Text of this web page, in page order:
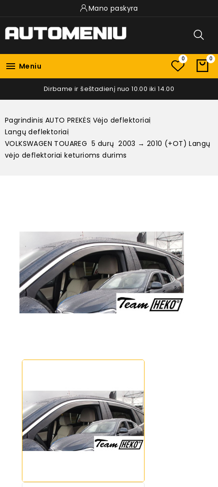
Mano paskyra
 Meniu
0 0
Dirbame ir šeštadienį nuo 10.00 iki 14.00
Pagrindinis AUTO PREKĖS Vėjo deflektoriai
Langų deflektoriai
VOLKSWAGEN TOUAREG 5 durų 2003 → 2010 (+OT) Langų
vėjo deflektoriai keturioms durims